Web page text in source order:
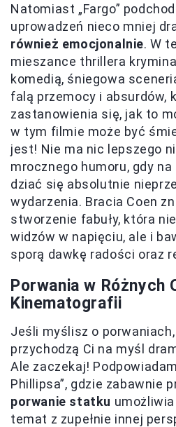
Natomiast „Fargo”
uprowadzeń nieco mniej
również emocjonalnie. W
mieszance thrillera
komedią, śniegowa
falą przemocy i absurdów,
zastanowienia się, jak to
w tym filmie może być
jest! Nie ma nic lepszego
mrocznego humoru, gdy
dziać się absolutnie
wydarzenia. Bracia Coen
stworzenie fabuły, która
widzów w napięciu, ale i
sporą dawkę radości oraz
Porwania w Różnych
Kinematografii
Jeśli myślisz o
przychodzą Ci na myśl
Ale zaczekaj!
Phillipsa”, gdzie zabawnie
porwanie statku
temat z zupełnie innej